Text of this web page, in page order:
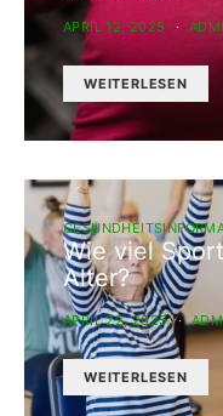
APRIL 12, 2025
WEITERLESEN
Wie viel
Alter?
APRIL 22, 2025
WEITERLESEN